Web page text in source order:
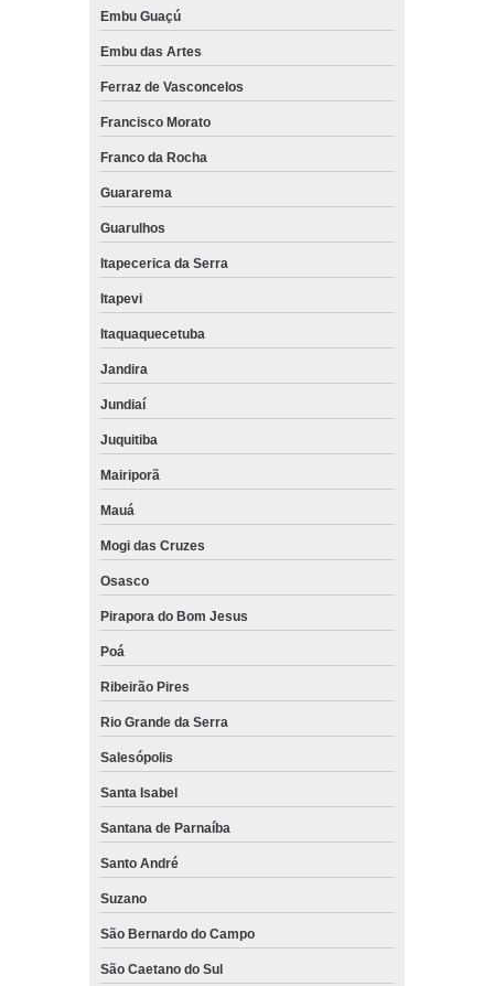
Embu Guaçú
Embu das Artes
Ferraz de Vasconcelos
Francisco Morato
Franco da Rocha
Guararema
Guarulhos
Itapecerica da Serra
Itapevi
Itaquaquecetuba
Jandira
Jundiaí
Juquitiba
Mairiporã
Mauá
Mogi das Cruzes
Osasco
Pirapora do Bom Jesus
Poá
Ribeirão Pires
Rio Grande da Serra
Salesópolis
Santa Isabel
Santana de Parnaíba
Santo André
Suzano
São Bernardo do Campo
São Caetano do Sul